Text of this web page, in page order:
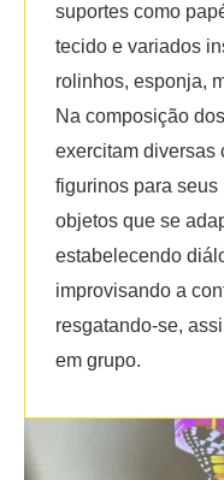
suportes como
tecido e variados
rolinhos, esponja,
Na composição
exercitam diversas
figurinos para
objetos que se
estabelecendo
improvisando a
resgatando-se,
em grupo.